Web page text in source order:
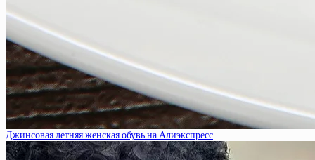
Джинсовая летняя женская обувь на Алиэкспресс